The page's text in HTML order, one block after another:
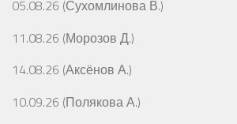
05.08.26 (Сухомлинова В.)
11.08.26 (Морозов Д.)
14.08.26 (Аксёнов А.)
10.09.26 (Полякова А.)